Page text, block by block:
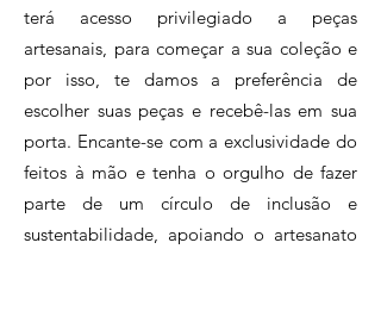
terá acesso privilegiado a peças
artesanais, para começar a sua coleção e
por isso, te damos a preferência de
escolher suas peças e recebê-las em sua
porta. Encante-se com a exclusividade do
feitos à mão e tenha o orgulho de fazer
parte de um círculo de inclusão e
sustentabilidade, apoiando o artesanato